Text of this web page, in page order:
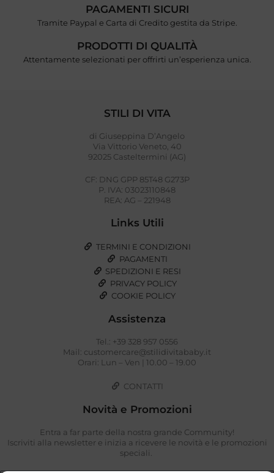
PAGAMENTI SICURI
Tramite Paypal e Carta di Credito gestita da Stripe.
PRODOTTI DI QUALITÀ
Attentamente selezionati per offrirti un’esperienza unica.
STILI DI VITA
di Giuseppina D’Angelo
Via Vittorio Veneto, 40
92025 Casteltermini (AG)
CF: DNG GPP 85T48 G273P
P. IVA: 03023110848
REA: AG – 221948
Links Utili
TERMINI E CONDIZIONI
PAGAMENTI
SPEDIZIONI E RESI
PRIVACY POLICY
COOKIE POLICY
Assistenza
Tel.: +39 328 957 0556
Mail: customercare@stilidivitababy.it
Orari: Lun – Ven | 10.00 – 19.00
CONTATTI
Novità e Promozioni
Entra a far parte della nostra grande Community!
Iscriviti alla newsletter e inizia a ricevere le novità e le promozioni
speciali.